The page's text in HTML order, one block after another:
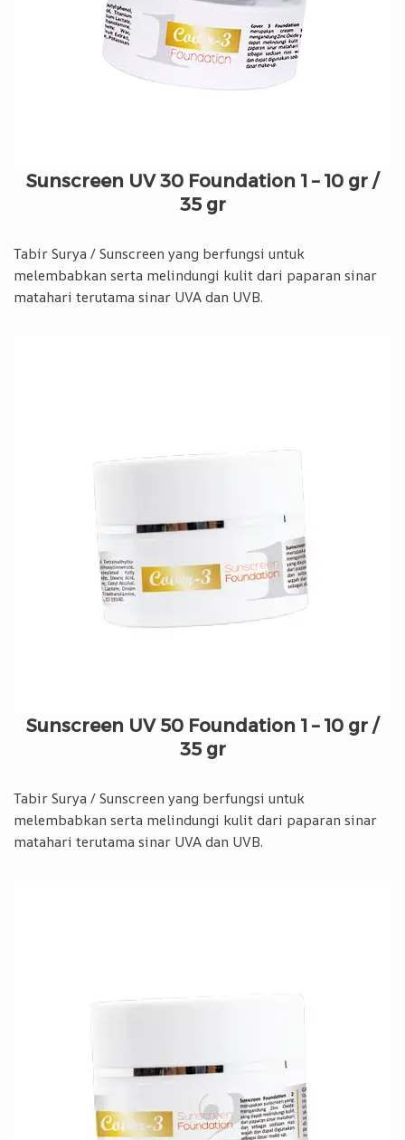
Sunscreen UV 30 Foundation 1 – 10 gr /
35 gr
Tabir Surya / Sunscreen yang berfungsi untuk
melembabkan serta melindungi kulit dari paparan sinar
matahari terutama sinar UVA dan UVB.
Sunscreen UV 50 Foundation 1 – 10 gr /
35 gr
Tabir Surya / Sunscreen yang berfungsi untuk
melembabkan serta melindungi kulit dari paparan sinar
matahari terutama sinar UVA dan UVB.